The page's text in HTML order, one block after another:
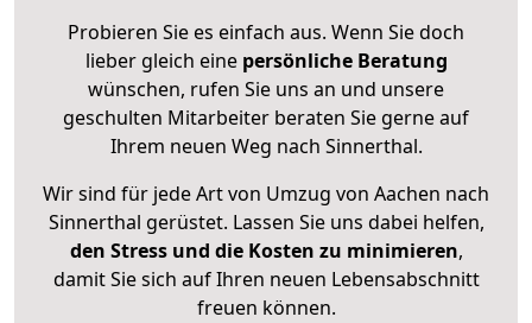
Probieren Sie es einfach aus. Wenn Sie doch
lieber gleich eine persönliche Beratung
wünschen, rufen Sie uns an und unsere
geschulten Mitarbeiter beraten Sie gerne auf
Ihrem neuen Weg nach Sinnerthal.
Wir sind für jede Art von Umzug von Aachen nach
Sinnerthal gerüstet. Lassen Sie uns dabei helfen,
den Stress und die Kosten zu minimieren,
damit Sie sich auf Ihren neuen Lebensabschnitt
freuen können.